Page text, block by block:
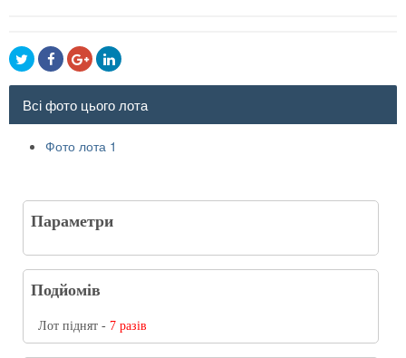
Всі фото цього лота
Фото лота 1
Параметри
Подйомів
Лот піднят - 7 разів